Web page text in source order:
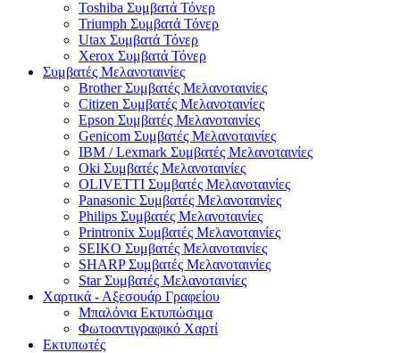
Toshiba Συμβατά Τόνερ
Triumph Συμβατά Τόνερ
Utax Συμβατά Τόνερ
Xerox Συμβατά Τόνερ
Συμβατές Μελανοταινίες
Brother Συμβατές Μελανοταινίες
Citizen Συμβατές Μελανοταινίες
Epson Συμβατές Μελανοταινίες
Genicom Συμβατές Μελανοταινίες
IBM / Lexmark Συμβατές Μελανοταινίες
Oki Συμβατές Μελανοταινίες
OLIVETTI Συμβατές Μελανοταινίες
Panasonic Συμβατές Μελανοταινίες
Philips Συμβατές Μελανοταινίες
Printronix Συμβατές Μελανοταινίες
SEIKO Συμβατές Μελανοταινίες
SHARP Συμβατές Μελανοταινίες
Star Συμβατές Μελανοταινίες
Χαρτικά - Αξεσουάρ Γραφείου
Μπαλόνια Εκτυπώσιμα
Φωτοαντιγραφικό Χαρτί
Εκτυπωτές